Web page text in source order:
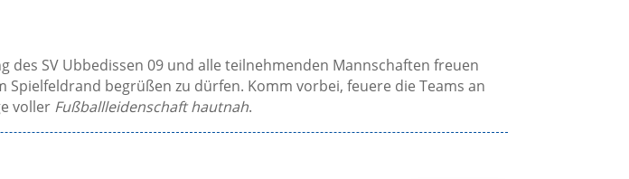
des SV Ubbedissen 09 und alle teilnehmenden Mannschaften freuen
Spielfeldrand begrüßen zu dürfen. Komm vorbei, feuere die Teams an
voller Fußballleidenschaft hautnah.